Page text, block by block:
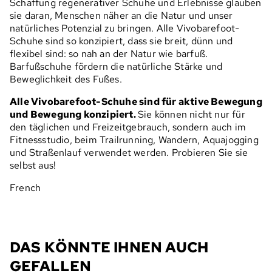
Schaffung regenerativer Schuhe und Erlebnisse glauben
sie daran, Menschen näher an die Natur und unser
natürliches Potenzial zu bringen. Alle Vivobarefoot-
Schuhe sind so konzipiert, dass sie breit, dünn und
flexibel sind: so nah an der Natur wie barfuß.
Barfußschuhe fördern die natürliche Stärke und
Beweglichkeit des Fußes.
Alle Vivobarefoot-Schuhe sind für aktive Bewegung
und Bewegung konzipiert.Sie können nicht nur für
den täglichen und Freizeitgebrauch, sondern auch im
Fitnessstudio, beim Trailrunning, Wandern, Aquajogging
und Straßenlauf verwendet werden. Probieren Sie sie
selbst aus!
French
DAS KÖNNTE IHNEN AUCH
GEFALLEN